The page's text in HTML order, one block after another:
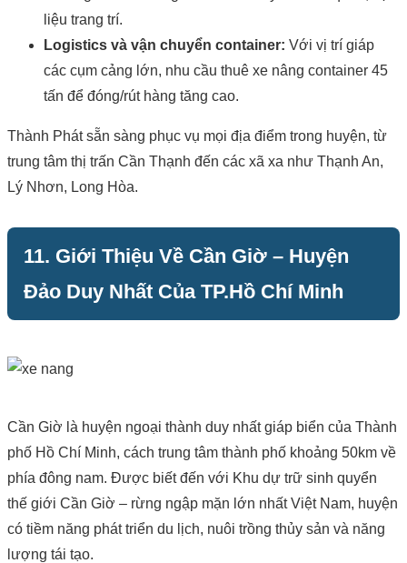
liệu trang trí.
Logistics và vận chuyển container: Với vị trí giáp
các cụm cảng lớn, nhu cầu thuê xe nâng container 45
tấn để đóng/rút hàng tăng cao.
Thành Phát sẵn sàng phục vụ mọi địa điểm trong huyện, từ
trung tâm thị trấn Cần Thạnh đến các xã xa như Thạnh An,
Lý Nhơn, Long Hòa.
11. Giới Thiệu Về Cần Giờ – Huyện
Đảo Duy Nhất Của TP.Hồ Chí Minh
Cần Giờ là huyện ngoại thành duy nhất giáp biển của Thành
phố Hồ Chí Minh, cách trung tâm thành phố khoảng 50km về
phía đông nam. Được biết đến với Khu dự trữ sinh quyển
thế giới Cần Giờ – rừng ngập mặn lớn nhất Việt Nam, huyện
có tiềm năng phát triển du lịch, nuôi trồng thủy sản và năng
lượng tái tạo.